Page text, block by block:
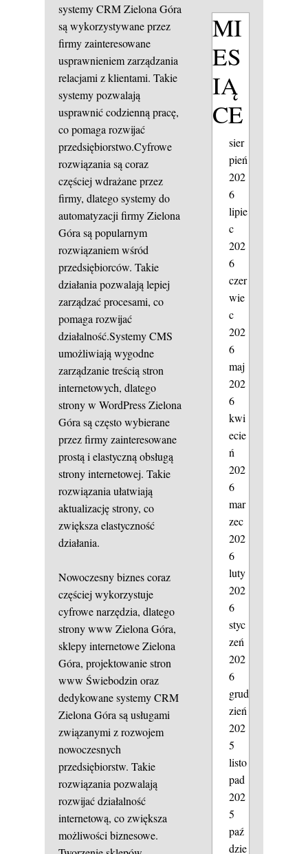
systemy CRM Zielona Góra
są wykorzystywane przez
firmy zainteresowane
usprawnieniem zarządzania
relacjami z klientami. Takie
systemy pozwalają
usprawnić codzienną pracę,
co pomaga rozwijać
przedsiębiorstwo.Cyfrowe
rozwiązania są coraz
częściej wdrażane przez
firmy, dlatego systemy do
automatyzacji firmy Zielona
Góra są popularnym
rozwiązaniem wśród
przedsiębiorców. Takie
działania pozwalają lepiej
zarządzać procesami, co
pomaga rozwijać
działalność.Systemy CMS
umożliwiają wygodne
zarządzanie treścią stron
internetowych, dlatego
strony w WordPress Zielona
Góra są często wybierane
przez firmy zainteresowane
prostą i elastyczną obsługą
strony internetowej. Takie
rozwiązania ułatwiają
aktualizację strony, co
zwiększa elastyczność
działania.
Nowoczesny biznes coraz
częściej wykorzystuje
cyfrowe narzędzia, dlatego
strony www Zielona Góra,
sklepy internetowe Zielona
Góra, projektowanie stron
www Świebodzin oraz
dedykowane systemy CRM
Zielona Góra są usługami
związanymi z rozwojem
nowoczesnych
przedsiębiorstw. Takie
rozwiązania pozwalają
rozwijać działalność
internetową, co zwiększa
możliwości biznesowe.
MI
ES
IĄ
CE
sier
pień
202
6
lipie
c
202
6
czer
wie
c
202
6
maj
202
6
kwi
ecie
ń
202
6
mar
zec
202
6
luty
202
6
styc
zeń
202
6
grud
zień
202
5
listo
pad
202
5
paź
dzie